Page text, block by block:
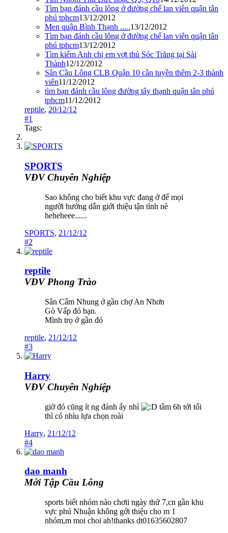
Tìm bạn đánh cầu lông ở đường chế lan viên quận tân
phú tphcm13/12/2012
Men quận Bình Thạnh .....13/12/2012
Tìm bạn đánh cầu lông ở đường chế lan viên quận tân
phú tphcm13/12/2012
Tìm kiếm Anh chị em vợt thủ Sóc Trăng tại Sài
Thành12/12/2012
Sân Cầu Lông CLB Quận 10 cần tuyền thêm 2-3 thành
viên11/12/2012
tìm bạn đánh cầu lông đường tây thạnh quận tân phú
tphcm11/12/2012
reptile, 20/12/12
#1
Tags:
SPORTS
VĐV Chuyên Nghiệp
Sao không cho biết khu vực đang ở để mọi
người hướng dẫn giới thiệu tận tình nè
heheheee......
SPORTS, 21/12/12
#2
reptile
VĐV Phong Trào
Sân Cẩm Nhung ở gần chợ An Nhơn
Gò Vấp đó bạn.
Mình trọ ở gần đó
reptile, 21/12/12
#3
Harry
VĐV Chuyên Nghiệp
giờ đó cũng ít ng đánh ấy nhỉ
tầm 6h tới tối
thì có nhìu lựa chọn roài
Harry, 21/12/12
#4
dao manh
Mới Tập Cầu Lông
sports biết nhóm nào chơii ngày thứ 7,cn gần khu
vực phú Nhuận không gới thiệu cho m 1
nhóm,m moi choi ah!thanks dt01635602807